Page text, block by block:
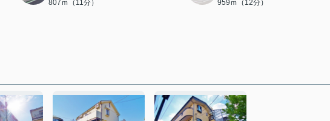
807ｍ（11分） 959ｍ（12分）